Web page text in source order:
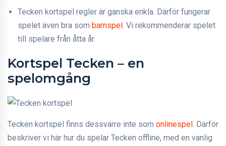
Tecken kortspel regler är ganska enkla. Därför fungerar
spelet även bra som barnspel. Vi rekommenderar spelet
till spelare från åtta år.
Kortspel Tecken – en
spelomgång
Tecken kortspel finns dessvärre inte som onlinespel . Därför
beskriver vi här hur du spelar Tecken offline, med en vanlig